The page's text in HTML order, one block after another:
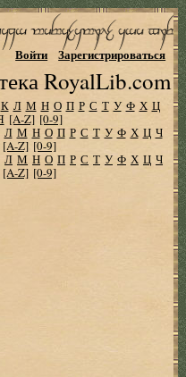
RoyalLib.com
Войти Зарегистрироваться
К Л М Н О П Р С Т У Ф Х Ц
[A-Z] [0-9]
Л М Н О П Р С Т У Ф Х Ц Ч
[A-Z] [0-9]
Л М Н О П Р С Т У Ф Х Ц Ч
[A-Z] [0-9]